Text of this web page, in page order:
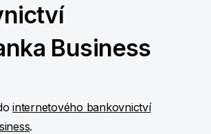
Business
internetového bankovnictví
.